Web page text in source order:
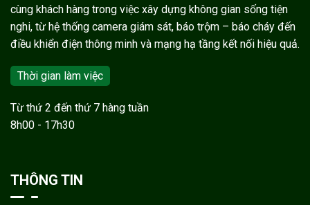
cùng khách hàng trong việc xây dựng không gian sống tiện
nghi, từ hệ thống camera giám sát, báo trộm – báo cháy đến
điều khiển điện thông minh và mạng hạ tầng kết nối hiệu quả.
Thời gian làm việc
Từ thứ 2 đến thứ 7 hàng tuần
8h00 - 17h30
THÔNG TIN